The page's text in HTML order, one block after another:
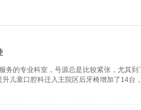
务的专业科室，号源总是比较紧张，尤其
儿童口腔科迁入主院区后牙椅增加了14台